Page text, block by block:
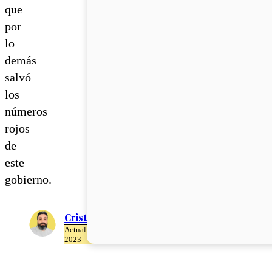
que
por
lo
demás
salvó
los
números
rojos
de
este
gobierno.
Cristián Meza
Actualizado el 26 de Abril del
2023